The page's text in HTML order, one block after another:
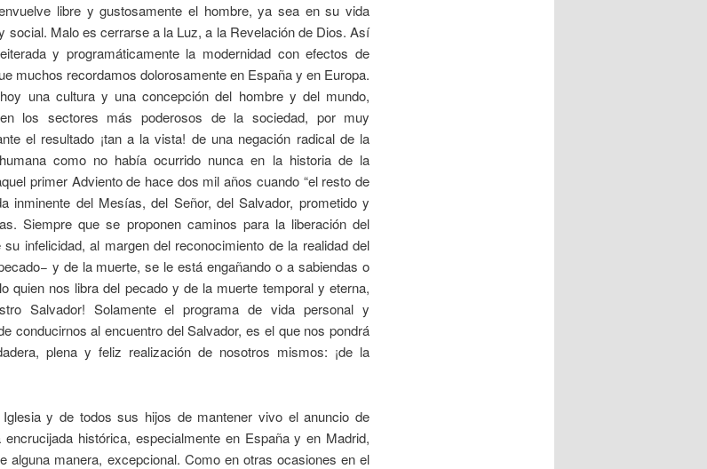
libre y gustosamente el hombre, ya sea en su vida
social. Malo es cerrarse a la Luz, a la Revelación de Dios. Así
y programáticamente la modernidad con efectos de
muchos recordamos dolorosamente en España y en Europa.
una cultura y una concepción del hombre y del mundo,
los sectores más poderosos de la sociedad, por muy
el resultado ¡tan a la vista! de una negación radical de la
como no había ocurrido nunca en la historia de la
primer Adviento de hace dos mil años cuando “el resto de
inminente del Mesías, del Señor, del Salvador, prometido y
Siempre que se proponen caminos para la liberación del
infelicidad, al margen del reconocimiento de la realidad del
y de la muerte, se le está engañando o a sabiendas o
quien nos libra del pecado y de la muerte temporal y eterna,
Salvador! Solamente el programa de vida personal y
conducirnos al encuentro del Salvador, es el que nos pondrá
plena y feliz realización de nosotros mismos: ¡de la
y de todos sus hijos de mantener vivo el anuncio de
histórica, especialmente en España y en Madrid,
alguna manera, excepcional. Como en otras ocasiones en el